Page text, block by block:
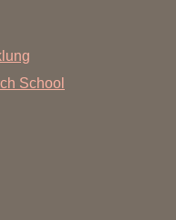
School